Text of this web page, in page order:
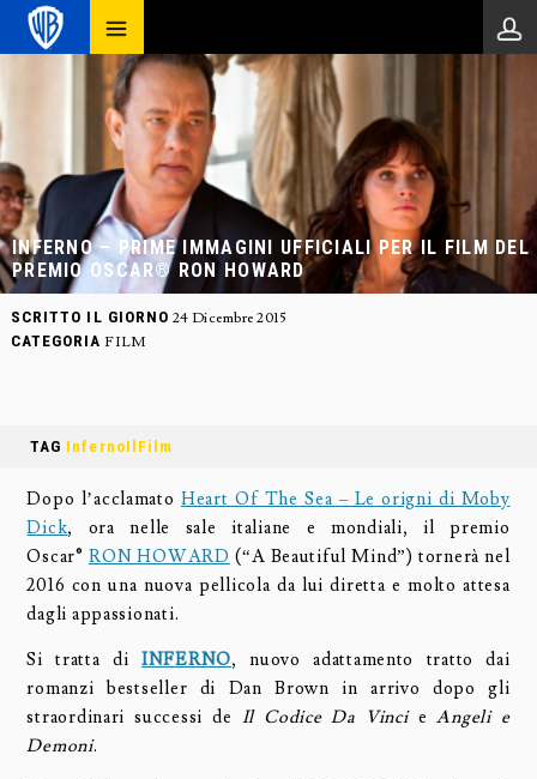
INFERNO – PRIME IMMAGINI UFFICIALI PER IL FILM DEL
PREMIO OSCAR® RON HOWARD
SCRITTO IL GIORNO 24 Dicembre 2015
CATEGORIA FILM
TAG InfernoIlFilm
Dopo l’acclamato Heart Of The Sea – Le origni di Moby
Dick, ora nelle sale italiane e mondiali, il premio
Oscar®RON HOWARD (“A Beautiful Mind”) tornerà nel
2016 con una nuova pellicola da lui diretta e molto attesa
dagli appassionati.
Si tratta di INFERNO, nuovo adattamento tratto dai
romanzi bestseller di Dan Brown in arrivo dopo gli
straordinari successi de Il Codice Da VincieAngeli e
Demoni.